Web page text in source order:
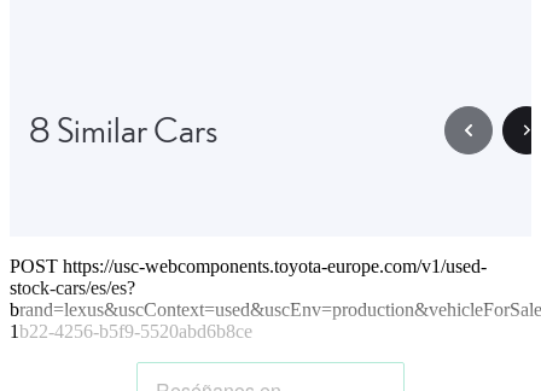
8 Similar Cars
POST https://usc-webcomponents.toyota-europe.com/v1/used-
stock-cars/es/es?
1b22-4256-b5f9-5520abd6b8ce